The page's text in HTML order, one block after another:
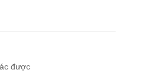
được